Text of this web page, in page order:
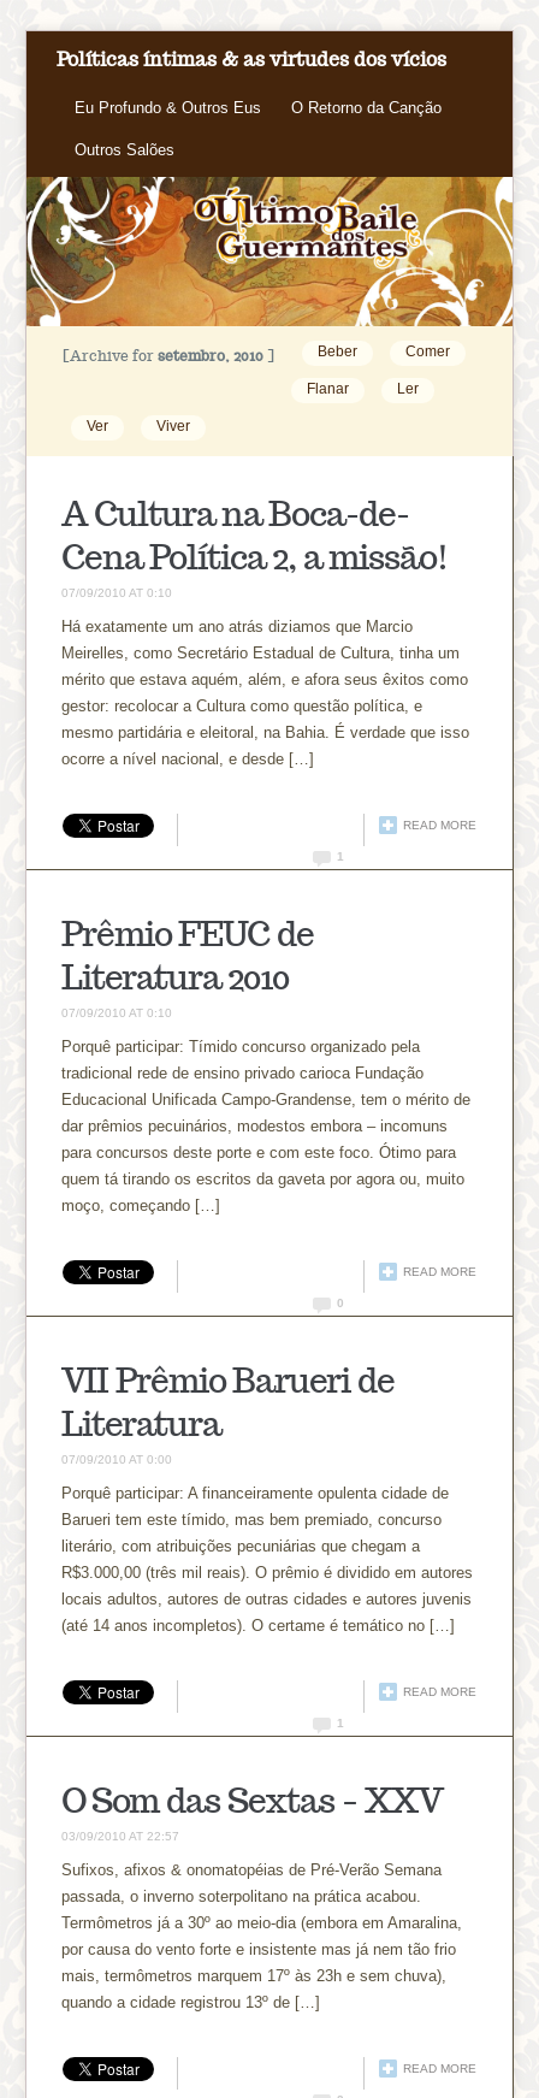
Políticas íntimas & as virtudes dos vícios
Eu Profundo & Outros Eus O Retorno da Canção
Outros Salões
[Archive forsetembro, 2010 ] Beber Comer
Flanar Ler
Ver Viver
A Cultura na Boca-de-
Cena Política 2, a missão!
07/09/2010 AT 0:10
Há exatamente um ano atrás diziamos que Marcio
Meirelles, como Secretário Estadual de Cultura, tinha um
mérito que estava aquém, além, e afora seus êxitos como
gestor: recolocar a Cultura como questão política, e
mesmo partidária e eleitoral, na Bahia. É verdade que isso
ocorre a nível nacional, e desde […]
READ MORE
1
Prêmio FEUC de
Literatura 2010
07/09/2010 AT 0:10
Porquê participar: Tímido concurso organizado pela
tradicional rede de ensino privado carioca Fundação
Educacional Unificada Campo-Grandense, tem o mérito de
dar prêmios pecuinários, modestos embora – incomuns
para concursos deste porte e com este foco. Ótimo para
quem tá tirando os escritos da gaveta por agora ou, muito
moço, começando […]
READ MORE
0
VII Prêmio Barueri de
Literatura
07/09/2010 AT 0:00
Porquê participar: A financeiramente opulenta cidade de
Barueri tem este tímido, mas bem premiado, concurso
literário, com atribuições pecuniárias que chegam a
R$3.000,00 (três mil reais). O prêmio é dividido em autores
locais adultos, autores de outras cidades e autores juvenis
(até 14 anos incompletos). O certame é temático no […]
READ MORE
1
O Som das Sextas – XXV
03/09/2010 AT 22:57
Sufixos, afixos & onomatopéias de Pré-Verão Semana
passada, o inverno soterpolitano na prática acabou.
Termômetros já a 30º ao meio-dia (embora em Amaralina,
por causa do vento forte e insistente mas já nem tão frio
mais, termômetros marquem 17º às 23h e sem chuva),
quando a cidade registrou 13º de […]
READ MORE